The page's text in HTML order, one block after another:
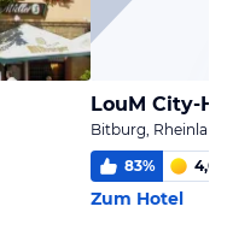
Bitburg,
83% 4,0
Zum Hotel